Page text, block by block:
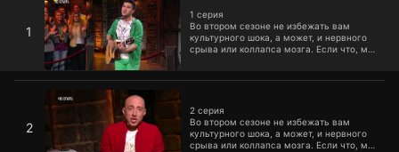
1
1 серия
Во втором сезоне не избежать вам
культурного шока, а может, и нервного
срыва или коллапса мозга. Если что, мы
2
2 серия
Во втором сезоне не избежать вам
культурного шока, а может, и нервного
срыва или коллапса мозга. Если что, мы